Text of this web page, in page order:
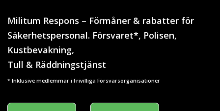
Militum Respons – Förmåner & rabatter för
Säkerhetspersonal. Försvaret*, Polisen,
Kustbevakning,
Tull & Räddningstjänst
* Inklusive medlemmar i Frivilliga Försvarsorganisationer